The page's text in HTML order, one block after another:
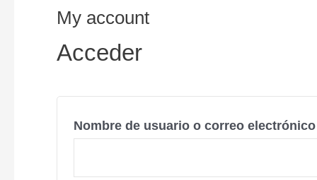
My account
Acceder
Nombre de usuario o correo electrónico